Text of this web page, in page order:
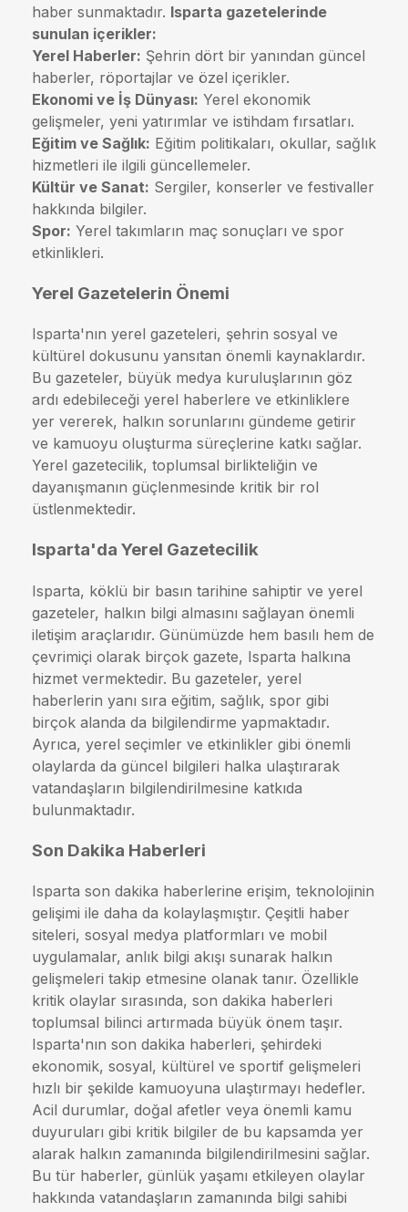
haber sunmaktadır. Isparta gazetelerinde
sunulan içerikler:
Yerel Haberler: Şehrin dört bir yanından güncel
haberler, röportajlar ve özel içerikler.
Ekonomi ve İş Dünyası: Yerel ekonomik
gelişmeler, yeni yatırımlar ve istihdam fırsatları.
Eğitim ve Sağlık: Eğitim politikaları, okullar, sağlık
hizmetleri ile ilgili güncellemeler.
Kültür ve Sanat: Sergiler, konserler ve festivaller
hakkında bilgiler.
Spor: Yerel takımların maç sonuçları ve spor
etkinlikleri.
Yerel Gazetelerin Önemi
Isparta'nın yerel gazeteleri, şehrin sosyal ve
kültürel dokusunu yansıtan önemli kaynaklardır.
Bu gazeteler, büyük medya kuruluşlarının göz
ardı edebileceği yerel haberlere ve etkinliklere
yer vererek, halkın sorunlarını gündeme getirir
ve kamuoyu oluşturma süreçlerine katkı sağlar.
Yerel gazetecilik, toplumsal birlikteliğin ve
dayanışmanın güçlenmesinde kritik bir rol
üstlenmektedir.
Isparta'da Yerel Gazetecilik
Isparta, köklü bir basın tarihine sahiptir ve yerel
gazeteler, halkın bilgi almasını sağlayan önemli
iletişim araçlarıdır. Günümüzde hem basılı hem de
çevrimiçi olarak birçok gazete, Isparta halkına
hizmet vermektedir. Bu gazeteler, yerel
haberlerin yanı sıra eğitim, sağlık, spor gibi
birçok alanda da bilgilendirme yapmaktadır.
Ayrıca, yerel seçimler ve etkinlikler gibi önemli
olaylarda da güncel bilgileri halka ulaştırarak
vatandaşların bilgilendirilmesine katkıda
bulunmaktadır.
Son Dakika Haberleri
Isparta son dakika haberlerine erişim, teknolojinin
gelişimi ile daha da kolaylaşmıştır. Çeşitli haber
siteleri, sosyal medya platformları ve mobil
uygulamalar, anlık bilgi akışı sunarak halkın
gelişmeleri takip etmesine olanak tanır. Özellikle
kritik olaylar sırasında, son dakika haberleri
toplumsal bilinci artırmada büyük önem taşır.
Isparta'nın son dakika haberleri, şehirdeki
ekonomik, sosyal, kültürel ve sportif gelişmeleri
hızlı bir şekilde kamuoyuna ulaştırmayı hedefler.
Acil durumlar, doğal afetler veya önemli kamu
duyuruları gibi kritik bilgiler de bu kapsamda yer
alarak halkın zamanında bilgilendirilmesini sağlar.
Bu tür haberler, günlük yaşamı etkileyen olaylar
hakkında vatandaşların zamanında bilgi sahibi